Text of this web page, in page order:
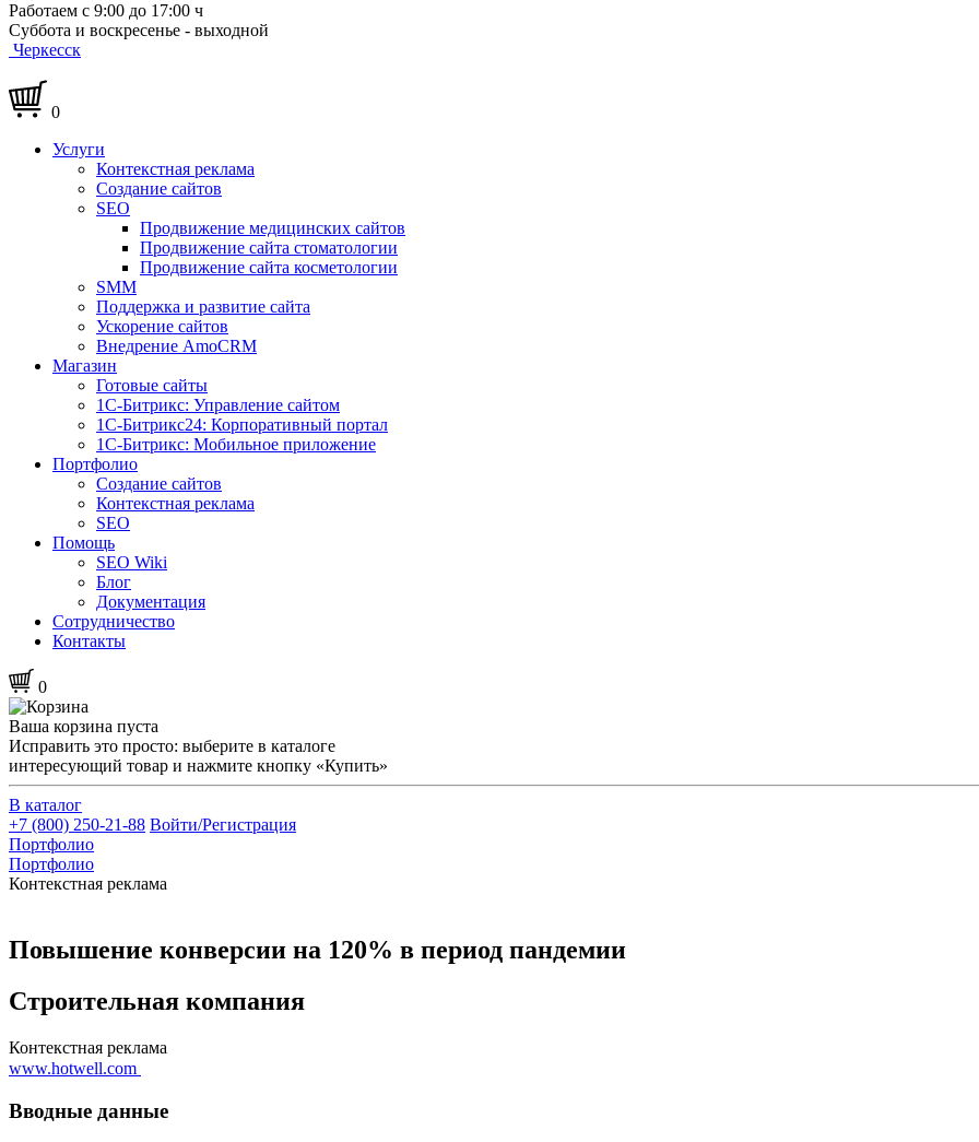
Работаем с 9:00 до 17:00 ч
Суббота и воскресенье - выходной
Черкесск
0
Услуги
Контекстная реклама
Создание сайтов
SEO
Продвижение медицинских сайтов
Продвижение сайта стоматологии
Продвижение сайта косметологии
SMM
Поддержка и развитие сайта
Ускорение сайтов
Внедрение AmoCRM
Магазин
Готовые сайты
1С-Битрикс: Управление сайтом
1С-Битрикс24: Корпоративный портал
1С-Битрикс: Мобильное приложение
Портфолио
Создание сайтов
Контекстная реклама
SEO
Помощь
SEO Wiki
Блог
Документация
Сотрудничество
Контакты
0
Ваша корзина пуста
Исправить это просто: выберите в каталоге
интересующий товар и нажмите кнопку «Купить»
В каталог
+7 (800) 250-21-88 Войти/Регистрация
Портфолио
Портфолио
Контекстная реклама
Повышение конверсии на 120% в период пандемии
Строительная компания
Контекстная реклама
www.hotwell.com
Вводные данные